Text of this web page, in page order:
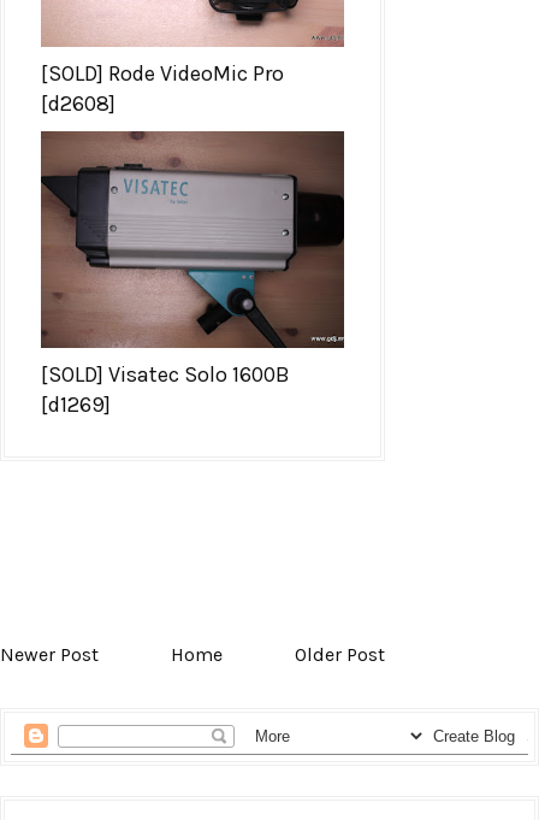
[SOLD] Rode VideoMic Pro
[d2608]
[SOLD] Visatec Solo 1600B
[d1269]
Newer Post Home Older Post